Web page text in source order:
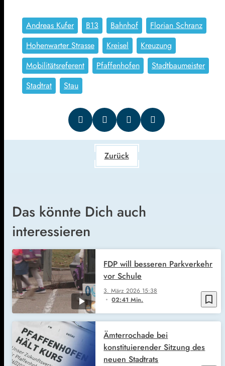
Andreas Kufer B13 Bahnhof
Florian Schranz
Hohenwarter Strasse
Kreisel
Kreuzung
Mobilitätsreferent
Pfaffenhofen
Stadtbaumeister
Stadtrat
Stau
Zurück
Das könnte Dich auch
interessieren
bookmark_border
3. März 2026 15:38
02:41 Min.
FDP will besseren Parkverkehr
vor Schule
Ämterrochade bei
konstituierender Sitzung des
neuen Stadtrats